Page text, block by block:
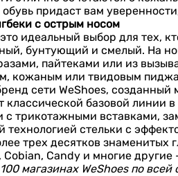
придаст вам
с острым носом
идеальный выбор для тех,
бунтующий и смелый. На
пайтеками или из
кожаным или твидовым
сети WeShoes,
классической базовой
с трикотажными вставками,
технологией стельки с
трех десятков знаменитых
Cobian, Candy и многие
магазинах WeShoes по всей